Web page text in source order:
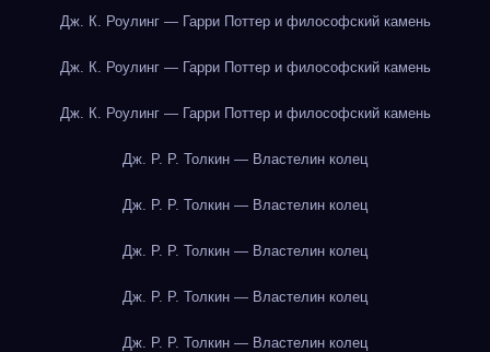
Дж. К. Роулинг — Гарри Поттер и философский камень
Дж. К. Роулинг — Гарри Поттер и философский камень
Дж. К. Роулинг — Гарри Поттер и философский камень
Дж. Р. Р. Толкин — Властелин колец
Дж. Р. Р. Толкин — Властелин колец
Дж. Р. Р. Толкин — Властелин колец
Дж. Р. Р. Толкин — Властелин колец
Дж. Р. Р. Толкин — Властелин колец